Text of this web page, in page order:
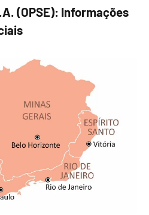
(OPSE): Informações